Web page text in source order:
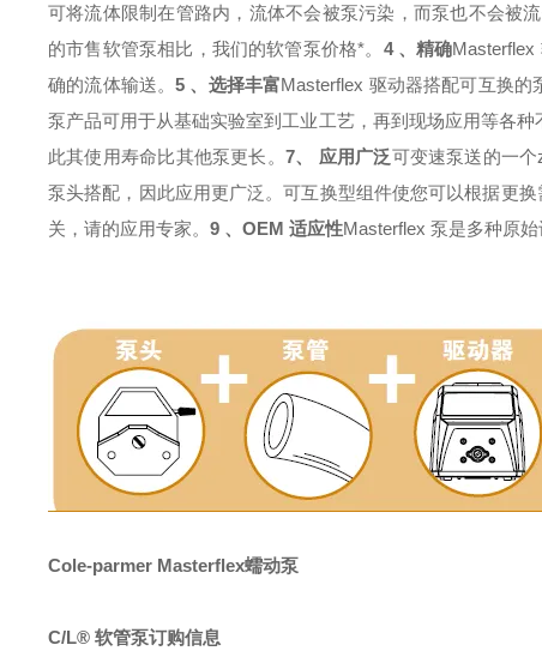
可将流体限制在管路内，流体不会被泵污染，而泵也不会被
的市售软管泵相比，我们的软管泵价格*。 4 、精确Masterflex
确的流体输送。5 、选择丰富Masterflex 驱动器搭配可互换的
泵产品可用于从基础实验室到工业工艺，再到现场应用等各种
此其使用寿命比其他泵更长。 7、 应用广泛可变速泵送的一
泵头搭配，因此应用更广泛。可互换型组件使您可以根据更换
关，请的应用专家。 9 、OEM 适应性Masterflex 泵是多种原
Cole-parmer Masterflex蠕动泵
C/L® 软管泵订购信息